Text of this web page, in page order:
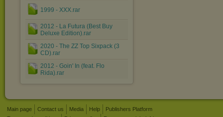
1999 - XXX.rar
2012 - La Futura (Best Buy
Deluxe Edition).rar
2020 - The ZZ Top Sixpack (3
CD).rar
2012 - Goin' In (feat. Flo
Rida).rar
Main page Contact us Media Help
Publishers Platform